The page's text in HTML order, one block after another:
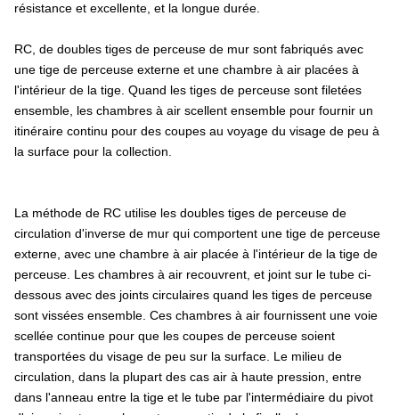
résistance et excellente, et la longue durée.
RC, de doubles tiges de perceuse de mur sont fabriqués avec
une tige de perceuse externe et une chambre à air placées à
l'intérieur de la tige. Quand les tiges de perceuse sont filetées
ensemble, les chambres à air scellent ensemble pour fournir un
itinéraire continu pour des coupes au voyage du visage de peu à
la surface pour la collection.
La méthode de RC utilise les doubles tiges de perceuse de
circulation d'inverse de mur qui comportent une tige de perceuse
externe, avec une chambre à air placée à l'intérieur de la tige de
perceuse. Les chambres à air recouvrent, et joint sur le tube ci-
dessous avec des joints circulaires quand les tiges de perceuse
sont vissées ensemble. Ces chambres à air fournissent une voie
scellée continue pour que les coupes de perceuse soient
transportées du visage de peu sur la surface. Le milieu de
circulation, dans la plupart des cas air à haute pression, entre
dans l'anneau entre la tige et le tube par l'intermédiaire du pivot